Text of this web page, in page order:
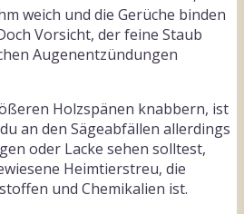
weich und die Gerüche binden
Vorsicht, der feine Staub
Augenentzündungen
Holzspänen knabbern, ist
an den Sägeabfällen allerdings
oder Lacke sehen solltest,
Heimtierstreu, die
und Chemikalien ist.